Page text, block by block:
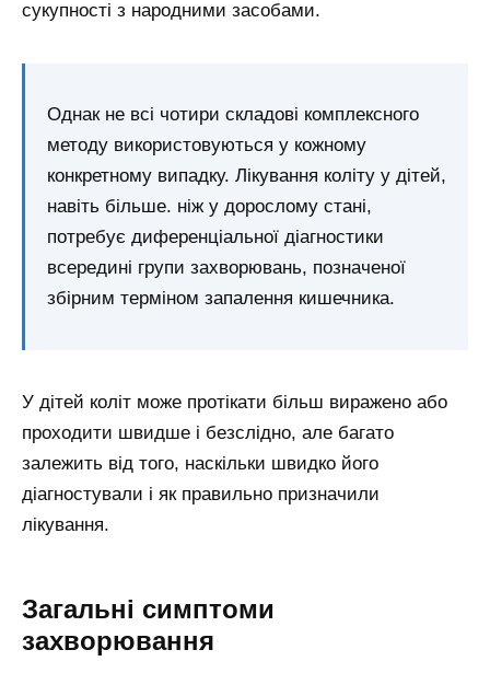
сукупності з народними засобами.
Однак не всі чотири складові комплексного
методу використовуються у кожному
конкретному випадку. Лікування коліту у дітей,
навіть більше. ніж у дорослому стані,
потребує диференціальної діагностики
всередині групи захворювань, позначеної
збірним терміном запалення кишечника.
У дітей коліт може протікати більш виражено або
проходити швидше і безслідно, але багато
залежить від того, наскільки швидко його
діагностували і як правильно призначили
лікування.
Загальні симптоми
захворювання